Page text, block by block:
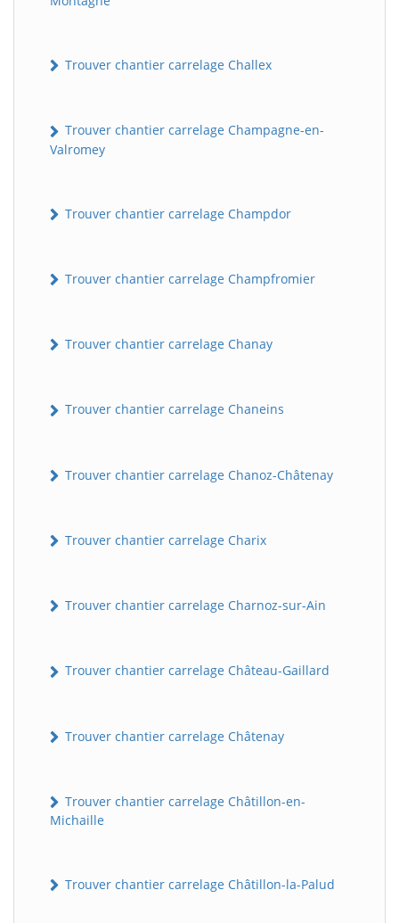
Trouver chantier carrelage Challex
Trouver chantier carrelage Champagne-en-
Valromey
Trouver chantier carrelage Champdor
Trouver chantier carrelage Champfromier
Trouver chantier carrelage Chanay
Trouver chantier carrelage Chaneins
Trouver chantier carrelage Chanoz-Châtenay
Trouver chantier carrelage Charix
Trouver chantier carrelage Charnoz-sur-Ain
Trouver chantier carrelage Château-Gaillard
Trouver chantier carrelage Châtenay
Trouver chantier carrelage Châtillon-en-
Michaille
Trouver chantier carrelage Châtillon-la-Palud